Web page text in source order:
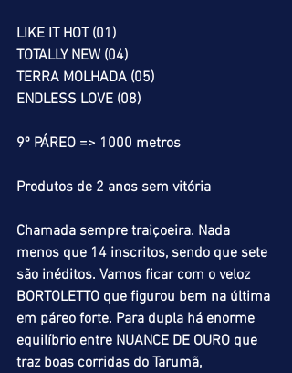
LIKE IT HOT (01)
TOTALLY NEW (04)
TERRA MOLHADA (05)
ENDLESS LOVE (08)
9º PÁREO => 1000 metros
Produtos de 2 anos sem vitória
Chamada sempre traiçoeira. Nada
menos que 14 inscritos, sendo que sete
são inéditos. Vamos ficar com o veloz
BORTOLETTO que figurou bem na última
em páreo forte. Para dupla há enorme
equilíbrio entre NUANCE DE OURO que
traz boas corridas do Tarumã,